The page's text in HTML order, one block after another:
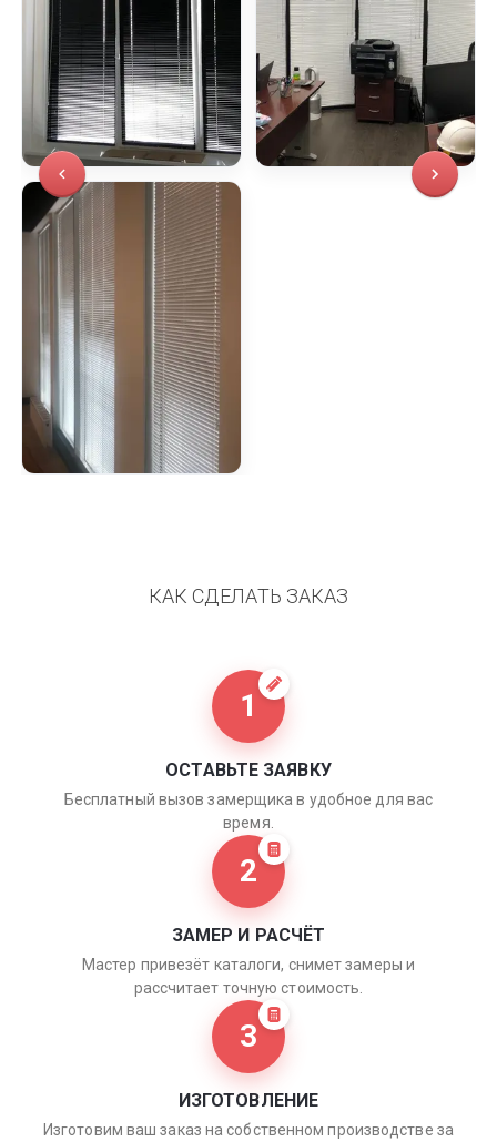
КАК СДЕЛАТЬ ЗАКАЗ
1
ОСТАВЬТЕ ЗАЯВКУ
Бесплатный вызов замерщика в удобное для вас
время.
2
ЗАМЕР И РАСЧЁТ
Мастер привезёт каталоги, снимет замеры и
рассчитает точную стоимость.
3
ИЗГОТОВЛЕНИЕ
Изготовим ваш заказ на собственном производстве за